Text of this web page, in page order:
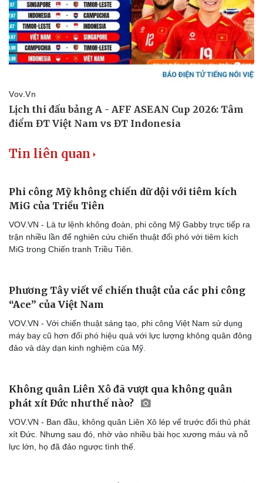
Văn hóa
Văn học
Âm nhạc
Di sản
Thời trang
Sao Việt
Tin liên quan
Phi công Mỹ không chiến dữ dội với tiêm kích
MiG của Triều Tiên
VOV.VN - Là tư lệnh không đoàn, phi công Mỹ Gabby trực tiếp ra
trận nhiều lần để nghiên cứu chiến thuật đối phó với tiêm kích
MiG trong Chiến tranh Triều Tiên.
Phương Tây viết về chiến thuật của các phi công
“Ace” của Việt Nam
VOV.VN - Với chiến thuật sáng tạo, phi công Việt Nam sử dụng
máy bay cũ hơn đối phó hiệu quả với lực lượng không quân đông
đảo và dày dạn kinh nghiệm của Mỹ.